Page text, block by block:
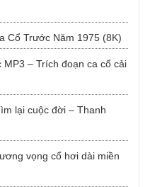
Cổ Trước Năm 1975 (8K)
– Trích đoạn ca cổ cải
lại cuộc đời – Thanh
vọng cổ hơi dài miền